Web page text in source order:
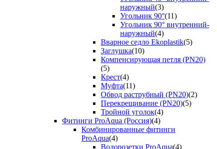
наружный(3)
Угольник 90°(11)
Угольник 90° внутренний-
наружный(4)
Вварное седло Ekoplastik(5)
Заглушка(10)
Компенсирующая петля (PN20)
(5)
Крест(4)
Муфта(11)
Обвод раструбный (PN20)(2)
Перекрещивание (PN20)(5)
Тройной уголок(4)
Фитинги ProAqua (Россия)(4)
Комбинированные фитинги
ProAqua(4)
Водорозетки ProAqua(4)